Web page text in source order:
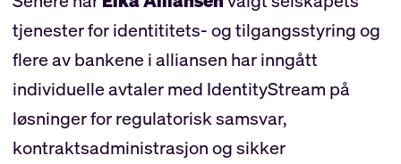
tjenester for identititets- og tilgangsstyring og
flere av bankene i alliansen har inngått
individuelle avtaler med IdentityStream på
løsninger for regulatorisk samsvar,
kontraktsadministrasjon og sikker